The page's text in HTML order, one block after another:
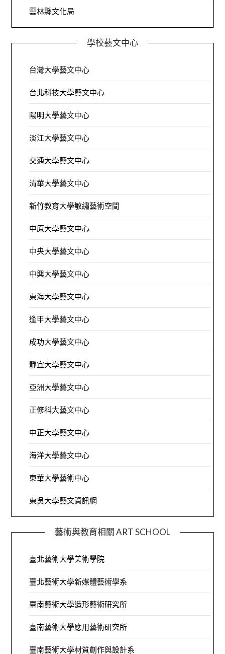
雲林縣文化局
學校藝文中心
台灣大學藝文中心
台北科技大學藝文中心
陽明大學藝文中心
淡江大學藝文中心
交通大學藝文中心
清華大學藝文中心
新竹教育大學敏繡藝術空間
中原大學藝文中心
中央大學藝文中心
中興大學藝文中心
東海大學藝文中心
逢甲大學藝文中心
成功大學藝文中心
靜宜大學藝文中心
亞洲大學藝文中心
正修科大藝文中心
中正大學藝文中心
海洋大學藝文中心
東華大學藝術中心
東吳大學藝文資訊網
藝術與教育相關 ART SCHOOL
臺北藝術大學美術學院
臺北藝術大學新媒體藝術學系
臺南藝術大學造形藝術研究所
臺南藝術大學應用藝術研究所
臺南藝術大學材質創作與設計系